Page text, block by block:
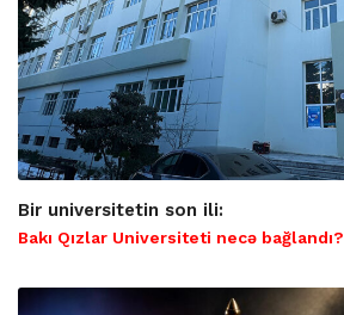
Bir universitetin son ili:
Bakı Qızlar Universiteti necə bağlandı?